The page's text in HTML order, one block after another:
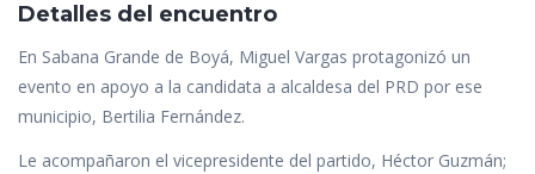
Detalles del encuentro
En Sabana Grande de Boyá, Miguel Vargas protagonizó un
evento en apoyo a la candidata a alcaldesa del PRD por ese
municipio, Bertilia Fernández.
Le acompañaron el vicepresidente del partido, Héctor Guzmán;